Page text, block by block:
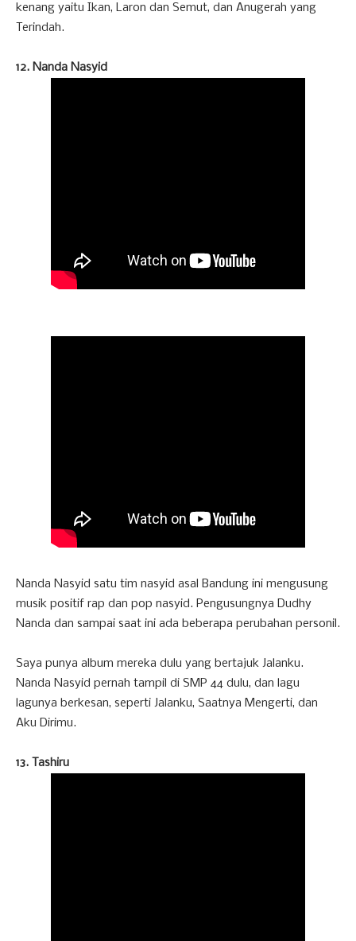
kenang yaitu Ikan, Laron dan Semut, dan Anugerah yang
Terindah.
12. Nanda Nasyid
Nanda Nasyid satu tim nasyid asal Bandung ini mengusung
musik positif rap dan pop nasyid. Pengusungnya Dudhy
Nanda dan sampai saat ini ada beberapa perubahan personil.
Saya punya album mereka dulu yang bertajuk Jalanku.
Nanda Nasyid pernah tampil di SMP 44 dulu, dan lagu
lagunya berkesan, seperti Jalanku, Saatnya Mengerti, dan
Aku Dirimu.
13. Tashiru